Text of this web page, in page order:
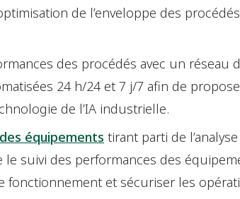
de l’enveloppe des
des procédés avec un
24 h/24 et 7 j/7 afin de
de l’IA industrielle.
équipements tirant parti de
suivi des performances des
fonctionnement et sécuriser les